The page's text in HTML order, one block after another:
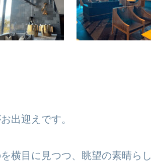
出迎えです。
横目に見つつ、眺望の素晴らし